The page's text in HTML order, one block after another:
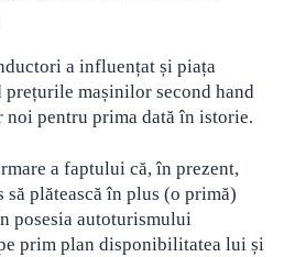
a influențat și piața
prețurile mașinilor second hand
pentru prima dată în istorie.
a faptului că, în prezent,
să plătească în plus (o primă)
posesia autoturismului
prim plan disponibilitatea lui și